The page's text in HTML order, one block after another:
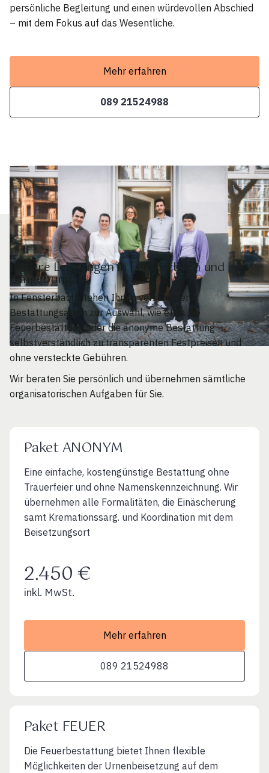
persönliche Begleitung und einen würdevollen Abschied
– mit dem Fokus auf das Wesentliche.
Mehr erfahren
089 21524988
Unsere Leistungen in Fensterbach und
Umgebung
In Fensterbach stehen Ihnen verschiedene
Bestattungsarten zur Auswahl, wie etwa die
Feuerbestattung oder die anonyme Bestattung –
selbstverständlich zu transparenten Festpreisen und
ohne versteckte Gebühren.
Wir beraten Sie persönlich und übernehmen sämtliche
organisatorischen Aufgaben für Sie.
Paket ANONYM
Eine einfache, kostengünstige Bestattung ohne
Trauerfeier und ohne Namenskennzeichnung. Wir
übernehmen alle Formalitäten, die Einäscherung
samt Kremationssarg. und Koordination mit dem
Beisetzungsort
2.450 €
inkl. MwSt.
Mehr erfahren
089 21524988
Paket FEUER
Die Feuerbestattung bietet Ihnen flexible
Möglichkeiten der Urnenbeisetzung auf dem